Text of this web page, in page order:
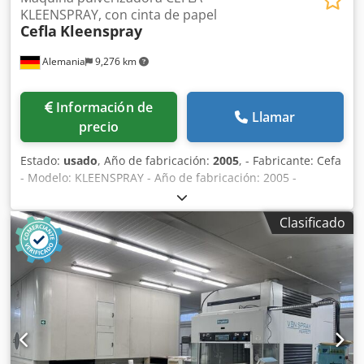
Alemania 9,276 km
KLEENSPRAY, con cinta de papel
Cefla Kleenspray
Información de
precio
Llamar
Estado: usado, Año de fabricación: 2005, - Fabricante: Cefa
- Modelo: KLEENSPRAY - Año de fabricación: 2005 -
Anchura de trabajo: 1.200 mm - Altura de trabajo: 900 mm
+ - 20 mm Dedpfxoxnbhvj Alisck - Lado de operación:
derecho - Precio para máquina reacondicionada -
Accionamiento de pistolas: versión Duo - Cabezales de
pulverización con ajuste de altura - Extracción en seco -
Diámetro de la boca de extracción: 490 x 350 mm -
Capacidad de extracción de aire: ~ 6.500 m³/h - Sistema de
transporte de banda de papel - Velocidad de avance
ajustable de forma continua: 1,5 - 7 m/min - Control PLC
con pantalla táctil - Número de cabezales de pulverización
Clasificado